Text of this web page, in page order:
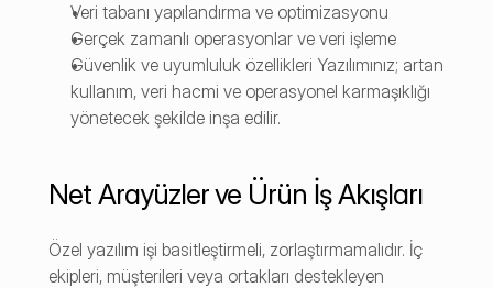
Veri tabanı yapılandırma ve optimizasyonu
Gerçek zamanlı operasyonlar ve veri işleme
Güvenlik ve uyumluluk özellikleri Yazılımınız; artan
kullanım, veri hacmi ve operasyonel karmaşıklığı
yönetecek şekilde inşa edilir.
Net Arayüzler ve Ürün İş Akışları
Özel yazılım işi basitleştirmeli, zorlaştırmamalıdır. İç
ekipleri, müşterileri veya ortakları destekleyen